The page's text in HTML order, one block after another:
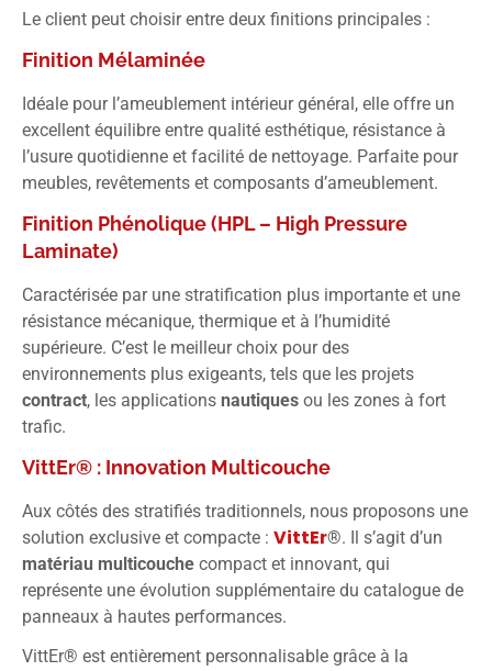
Le client peut choisir entre deux finitions principales :
Finition Mélaminée
Idéale pour l’ameublement intérieur général, elle offre un
excellent équilibre entre qualité esthétique, résistance à
l’usure quotidienne et facilité de nettoyage. Parfaite pour
meubles, revêtements et composants d’ameublement.
Finition Phénolique (HPL – High Pressure
Laminate)
Caractérisée par une stratification plus importante et une
résistance mécanique, thermique et à l’humidité
supérieure. C’est le meilleur choix pour des
environnements plus exigeants, tels que les projets
contract, les applications nautiques ou les zones à fort
trafic.
VittEr® : Innovation Multicouche
Aux côtés des stratifiés traditionnels, nous proposons une
solution exclusive et compacte : VittEr®. Il s’agit d’un
matériau multicouche compact et innovant, qui
représente une évolution supplémentaire du catalogue de
panneaux à hautes performances.
VittEr® est entièrement personnalisable grâce à la